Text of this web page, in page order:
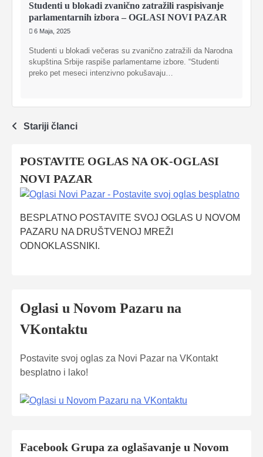
Studenti u blokadi zvanično zatražili raspisivanje
parlamentarnih izbora – OGLASI NOVI PAZAR
6 Maja, 2025
Studenti u blokadi večeras su zvanično zatražili da Narodna
skupština Srbije raspiše parlamentarne izbore. “Studenti
preko pet meseci intenzivno pokušavaju…
Navigacija
Stariji članci
POSTAVITE OGLAS NA OK-OGLASI
NOVI PAZAR
BESPLATNO POSTAVITE SVOJ OGLAS U NOVOM
PAZARU NA DRUŠTVENOJ MREŽI
ODNOKLASSNIKI.
Oglasi u Novom Pazaru na
VKontaktu
Postavite svoj oglas za Novi Pazar na VKontakt
besplatno i lako!
Facebook Grupa za oglašavanje u Novom